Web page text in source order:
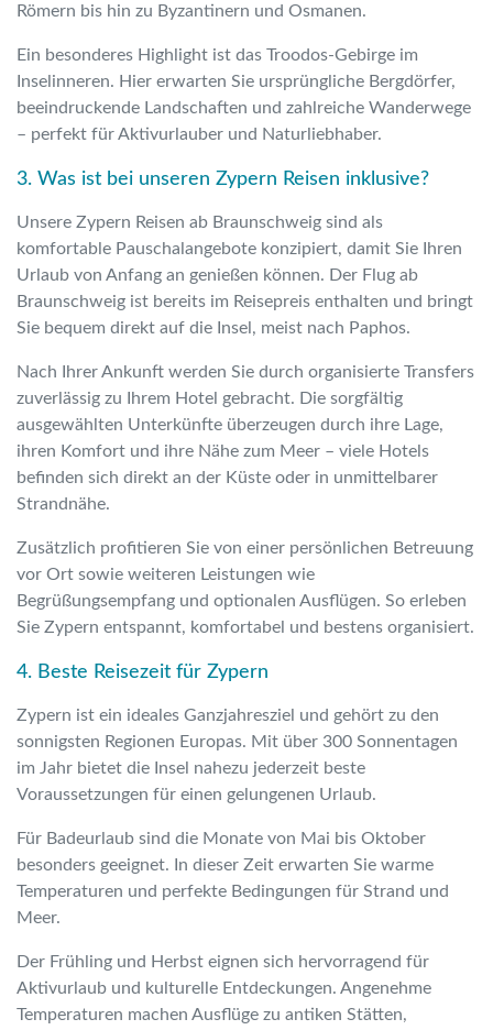
Römern bis hin zu Byzantinern und Osmanen.
Ein besonderes Highlight ist das Troodos-Gebirge im
Inselinneren. Hier erwarten Sie ursprüngliche Bergdörfer,
beeindruckende Landschaften und zahlreiche Wanderwege
– perfekt für Aktivurlauber und Naturliebhaber.
3. Was ist bei unseren Zypern Reisen inklusive?
Unsere Zypern Reisen ab Braunschweig sind als
komfortable Pauschalangebote konzipiert, damit Sie Ihren
Urlaub von Anfang an genießen können. Der Flug ab
Braunschweig ist bereits im Reisepreis enthalten und bringt
Sie bequem direkt auf die Insel, meist nach Paphos.
Nach Ihrer Ankunft werden Sie durch organisierte Transfers
zuverlässig zu Ihrem Hotel gebracht. Die sorgfältig
ausgewählten Unterkünfte überzeugen durch ihre Lage,
ihren Komfort und ihre Nähe zum Meer – viele Hotels
befinden sich direkt an der Küste oder in unmittelbarer
Strandnähe.
Zusätzlich profitieren Sie von einer persönlichen Betreuung
vor Ort sowie weiteren Leistungen wie
Begrüßungsempfang und optionalen Ausflügen. So erleben
Sie Zypern entspannt, komfortabel und bestens organisiert.
4. Beste Reisezeit für Zypern
Zypern ist ein ideales Ganzjahresziel und gehört zu den
sonnigsten Regionen Europas. Mit über 300 Sonnentagen
im Jahr bietet die Insel nahezu jederzeit beste
Voraussetzungen für einen gelungenen Urlaub.
Für Badeurlaub sind die Monate von Mai bis Oktober
besonders geeignet. In dieser Zeit erwarten Sie warme
Temperaturen und perfekte Bedingungen für Strand und
Meer.
Der Frühling und Herbst eignen sich hervorragend für
Aktivurlaub und kulturelle Entdeckungen. Angenehme
Temperaturen machen Ausflüge zu antiken Stätten,